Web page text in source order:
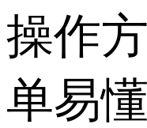
操作
单易